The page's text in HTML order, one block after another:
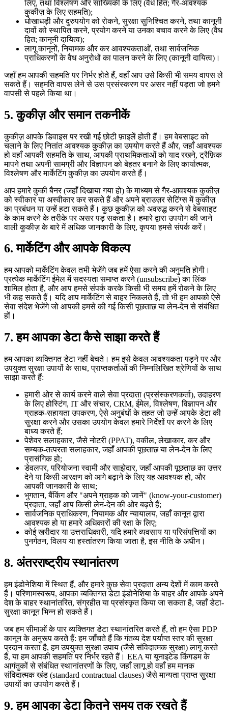
लिए, तथा विश्लेषण और सांख्यिकी के लिए (वैध हित; गैर-आवश्यक
कुकीज़ के लिए सहमति);
धोखाधड़ी और दुरुपयोग को रोकने, सुरक्षा सुनिश्चित करने, तथा कानूनी
दावों को स्थापित करने, प्रयोग करने या उनका बचाव करने के लिए (वैध
हित; कानूनी दायित्व);
लागू कानूनों, नियामक और कर आवश्यकताओं, तथा सार्वजनिक
प्राधिकरणों के वैध अनुरोधों का पालन करने के लिए (कानूनी दायित्व)।
जहाँ हम आपकी सहमति पर निर्भर होते हैं, वहाँ आप उसे किसी भी समय वापस ले
सकते हैं। सहमति वापस लेने से उस प्रसंस्करण पर असर नहीं पड़ता जो हमने
वापसी से पहले किया था।
5. कुकीज़ और समान तकनीकें
कुकीज़ आपके डिवाइस पर रखी गई छोटी फ़ाइलें होती हैं। हम वेबसाइट को
चलाने के लिए नितांत आवश्यक कुकीज़ का उपयोग करते हैं और, जहाँ आवश्यक
हो वहाँ आपकी सहमति के साथ, आपकी प्राथमिकताओं को याद रखने, ट्रैफ़िक
मापने तथा अपनी सामग्री और विज्ञापन को बेहतर बनाने के लिए कार्यात्मक,
विश्लेषण और मार्केटिंग कुकीज़ का उपयोग करते हैं।
आप हमारे कुकी बैनर (जहाँ दिखाया गया हो) के माध्यम से गैर-आवश्यक कुकीज़
को स्वीकार या अस्वीकार कर सकते हैं और अपने ब्राउज़र सेटिंग्स में कुकीज़
का प्रबंधन या उन्हें हटा सकते हैं। कुछ कुकीज़ को अवरुद्ध करने से वेबसाइट
के काम करने के तरीके पर असर पड़ सकता है। हमारे द्वारा उपयोग की जाने
वाली कुकीज़ के बारे में अधिक जानकारी के लिए, कृपया हमसे संपर्क करें।
6. मार्केटिंग और आपके विकल्प
हम आपको मार्केटिंग केवल तभी भेजेंगे जब हमें ऐसा करने की अनुमति होगी।
प्रत्येक मार्केटिंग ईमेल में सदस्यता समाप्त करने (unsubscribe) का लिंक
शामिल होता है, और आप हमसे संपर्क करके किसी भी समय हमें रोकने के लिए
भी कह सकते हैं। यदि आप मार्केटिंग से बाहर निकलते हैं, तो भी हम आपको ऐसे
सेवा संदेश भेजेंगे जो आपकी हमसे की गई किसी पूछताछ या लेन-देन से संबंधित
हों।
7. हम आपका डेटा कैसे साझा करते हैं
हम आपका व्यक्तिगत डेटा नहीं बेचते। हम इसे केवल आवश्यकता पड़ने पर और
उपयुक्त सुरक्षा उपायों के साथ, प्राप्तकर्ताओं की निम्नलिखित श्रेणियों के साथ
साझा करते हैं:
हमारी ओर से कार्य करने वाले सेवा प्रदाता (प्रसंस्करणकर्ता), उदाहरण
के लिए होस्टिंग, IT और संचार, CRM, ईमेल, विश्लेषण, विज्ञापन और
ग्राहक-सहायता उपकरण, ऐसे अनुबंधों के तहत जो उन्हें आपके डेटा की
सुरक्षा करने और उसका उपयोग केवल हमारे निर्देशों पर करने के लिए
बाध्य करते हैं;
पेशेवर सलाहकार, जैसे नोटरी (PPAT), वकील, लेखाकार, कर और
सम्यक-तत्परता सलाहकार, जहाँ आपकी पूछताछ या लेन-देन के लिए
प्रासंगिक हो;
डेवलपर, परियोजना स्वामी और साझेदार, जहाँ आपकी पूछताछ का उत्तर
देने या किसी आरक्षण को आगे बढ़ाने के लिए यह आवश्यक हो, और
आपकी जानकारी के साथ;
भुगतान, बैंकिंग और "अपने ग्राहक को जानें" (know-your-customer)
प्रदाता, जहाँ आप किसी लेन-देन की ओर बढ़ते हैं;
सार्वजनिक प्राधिकरण, नियामक और न्यायालय, जहाँ कानून द्वारा
आवश्यक हो या हमारे अधिकारों की रक्षा के लिए;
कोई खरीदार या उत्तराधिकारी, यदि हमारे व्यवसाय या परिसंपत्तियों का
पुनर्गठन, विलय या हस्तांतरण किया जाता है, इस नीति के अधीन।
8. अंतरराष्ट्रीय स्थानांतरण
हम इंडोनेशिया में स्थित हैं, और हमारे कुछ सेवा प्रदाता अन्य देशों में काम करते
हैं। परिणामस्वरूप, आपका व्यक्तिगत डेटा इंडोनेशिया के बाहर और आपके अपने
देश के बाहर स्थानांतरित, संग्रहीत या प्रसंस्कृत किया जा सकता है, जहाँ डेटा-
सुरक्षा कानून भिन्न हो सकते हैं।
जब हम सीमाओं के पार व्यक्तिगत डेटा स्थानांतरित करते हैं, तो हम ऐसा PDP
कानून के अनुरूप करते हैं: हम जाँचते हैं कि गंतव्य देश पर्याप्त स्तर की सुरक्षा
प्रदान करता है, हम उपयुक्त सुरक्षा उपाय (जैसे संविदात्मक सुरक्षा) लागू करते
हैं, या हम आपकी सहमति पर निर्भर रहते हैं। EEA या यूनाइटेड किंगडम के
आगंतुकों से संबंधित स्थानांतरणों के लिए, जहाँ लागू हो वहाँ हम मानक
संविदात्मक खंड (standard contractual clauses) जैसे मान्यता प्राप्त सुरक्षा
उपायों का उपयोग करते हैं।
9. हम आपका डेटा कितने समय तक रखते हैं